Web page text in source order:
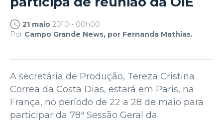
21 maio 2010 - 00h00
Por Campo Grande News, por Fernanda Mathias.
A secretária de Produção, Tereza Cristina
Correa da Costa Dias, estará em Paris, na
França, no período de 22 a 28 de maio para
participar da 78ª Sessão Geral da